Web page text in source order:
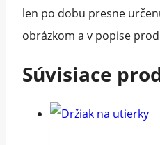
len po dobu presne
obrázkom a v popise
Súvisiace